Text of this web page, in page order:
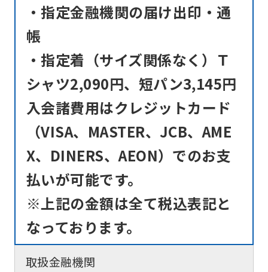
・指定金融機関の届け出印・通
帳
・指定着（サイズ関係なく）Ｔ
シャツ2,090円、短パン3,145円
入会諸費用はクレジットカード
（VISA、MASTER、JCB、AME
X、DINERS、AEON）でのお支
払いが可能です。
※上記の金額は全て税込表記と
なっております。
取扱金融機関